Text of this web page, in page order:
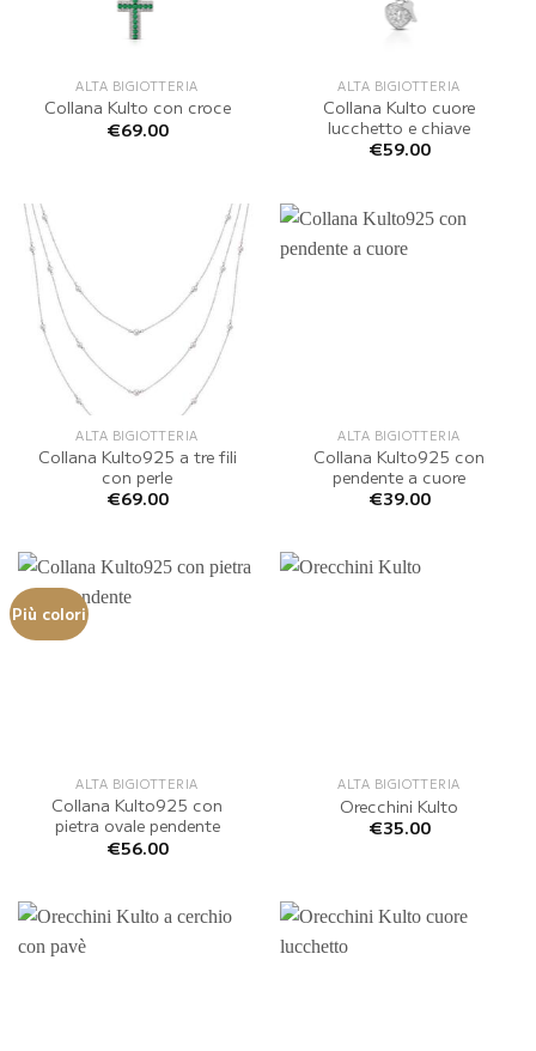
ALTA BIGIOTTERIA
Collana Kulto con croce
€69.00
ALTA BIGIOTTERIA
Collana Kulto cuore
lucchetto e chiave
€59.00
ALTA BIGIOTTERIA
Collana Kulto925 a tre fili
con perle
€69.00
ALTA BIGIOTTERIA
Collana Kulto925 con
pendente a cuore
€39.00
Più colori
ALTA BIGIOTTERIA
Collana Kulto925 con
pietra ovale pendente
€56.00
ALTA BIGIOTTERIA
Orecchini Kulto
€35.00